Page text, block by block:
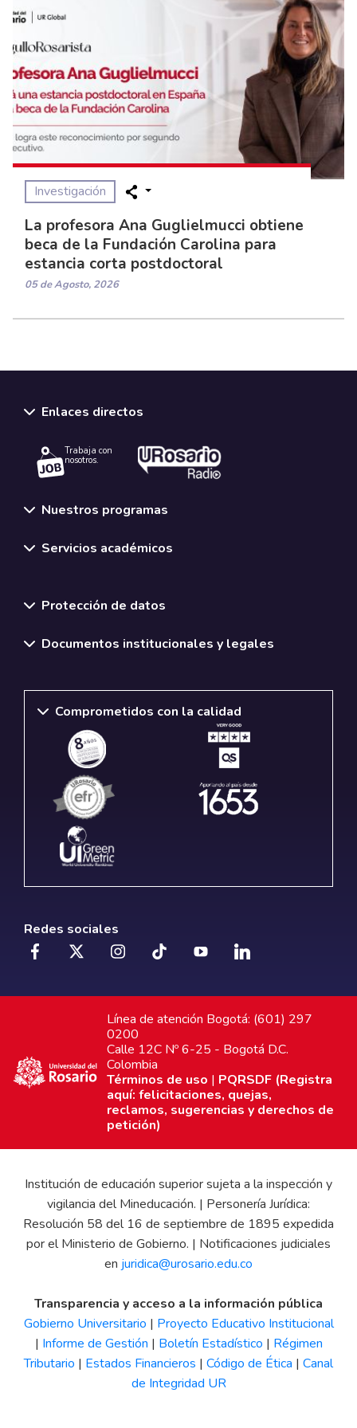
Investigación
La profesora Ana Guglielmucci obtiene
beca de la Fundación Carolina para
estancia corta postdoctoral
05 de Agosto, 2026
Enlaces directos
Trabaja con
nosotros.
Nuestros programas
Servicios académicos
Protección de datos
Documentos institucionales y legales
Comprometidos con la calidad
Redes sociales
Línea de atención Bogotá: (601) 297
0200
Calle 12C Nº 6-25 - Bogotá D.C.
Colombia
Términos de uso | PQRSDF (Registra
aquí: felicitaciones, quejas,
reclamos, sugerencias y derechos de
petición)
Institución de educación superior sujeta a la inspección y
vigilancia del Mineducación. | Personería Jurídica:
Resolución 58 del 16 de septiembre de 1895 expedida
por el Ministerio de Gobierno. | Notificaciones judiciales
en juridica@urosario.edu.co
Transparencia y acceso a la información pública
Gobierno Universitario | Proyecto Educativo Institucional
| Informe de Gestión | Boletín Estadístico | Régimen
Tributario | Estados Financieros | Código de Ética | Canal
de Integridad UR